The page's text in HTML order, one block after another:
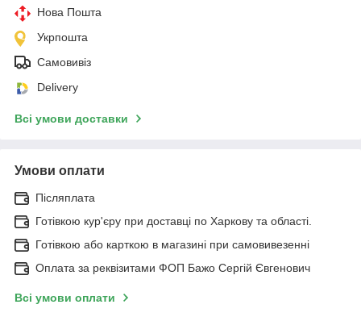
Нова Пошта
Укрпошта
Самовивіз
Delivery
Всі умови доставки
Умови оплати
Післяплата
Готівкою кур'єру при доставці по Харкову та області.
Готівкою або карткою в магазині при самовивезенні
Оплата за реквізитами ФОП Бажо Сергій Євгенович
Всі умови оплати